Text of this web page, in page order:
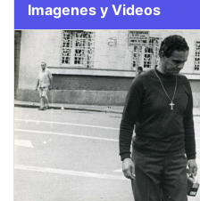
Imagenes y Videos
Slide 1 of 1